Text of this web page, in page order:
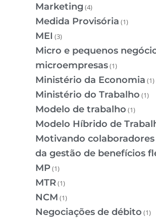
Marketing (4)
Medida Provisória (1)
MEI (3)
Micro e pequenos
microempresas(1)
Ministério da Economia (1)
Ministério do Trabalho (1)
Modelo de trabalho (1)
Modelo Híbrido de
Motivando
da gestão de benefícios
MP(1)
MTR(1)
NCM (1)
Negociações de débito (1)